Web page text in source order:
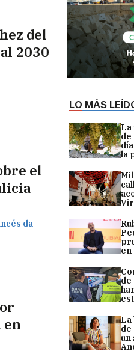
del
2030
el
da
en
LO MÁS
La
de
la
en
de
La
de
un